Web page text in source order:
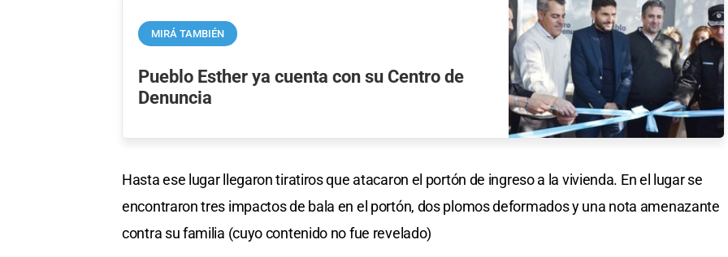
MIRÁ TAMBIÉN
Pueblo Esther ya cuenta con su Centro de
Denuncia
Hasta ese lugar llegaron tiratiros que atacaron el portón de ingreso a la vivienda. En el lugar se
encontraron tres impactos de bala en el portón, dos plomos deformados y una nota amenazante
contra su familia (cuyo contenido no fue revelado)